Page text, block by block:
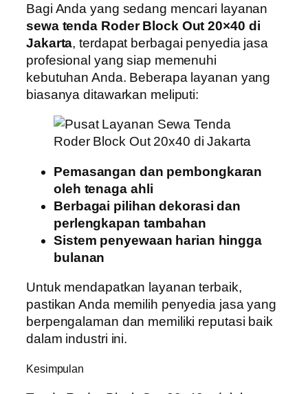
Bagi Anda yang sedang mencari layanan
sewa tenda Roder Block Out 20×40 di
Jakarta, terdapat berbagai penyedia jasa
profesional yang siap memenuhi
kebutuhan Anda. Beberapa layanan yang
biasanya ditawarkan meliputi:
Pemasangan dan pembongkaran
oleh tenaga ahli
Berbagai pilihan dekorasi dan
perlengkapan tambahan
Sistem penyewaan harian hingga
bulanan
Untuk mendapatkan layanan terbaik,
pastikan Anda memilih penyedia jasa yang
berpengalaman dan memiliki reputasi baik
dalam industri ini.
Kesimpulan